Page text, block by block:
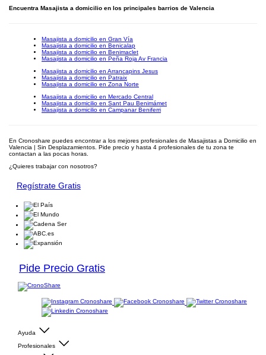
Encuentra Masajista a domicilio en los principales barrios de Valencia
Masajista a domicilio en Gran Vía
Masajista a domicilio en Benicalap
Masajista a domicilio en Benimaclet
Masajista a domicilio en Peña Roja Av Francia
Masajista a domicilio en Arrancapins Jesus
Masajista a domicilio en Patraix
Masajista a domicilio en Zona Norte
Masajista a domicilio en Mercado Central
Masajista a domicilio en Sant Pau Benimámet
Masajista a domicilio en Campanar Beniferri
En Cronoshare puedes encontrar a los mejores profesionales de Masajistas a Domicilio en
Valencia | Sin Desplazamientos. Pide precio y hasta 4 profesionales de tu zona te
contactan a las pocas horas.
¿Quieres trabajar con nosotros?
Regístrate Gratis
Pide Precio Gratis
Ayuda
Profesionales